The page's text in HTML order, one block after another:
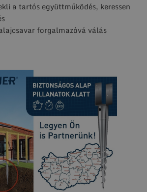
a tartós együttműködés, keressen
forgalmazóvá válás